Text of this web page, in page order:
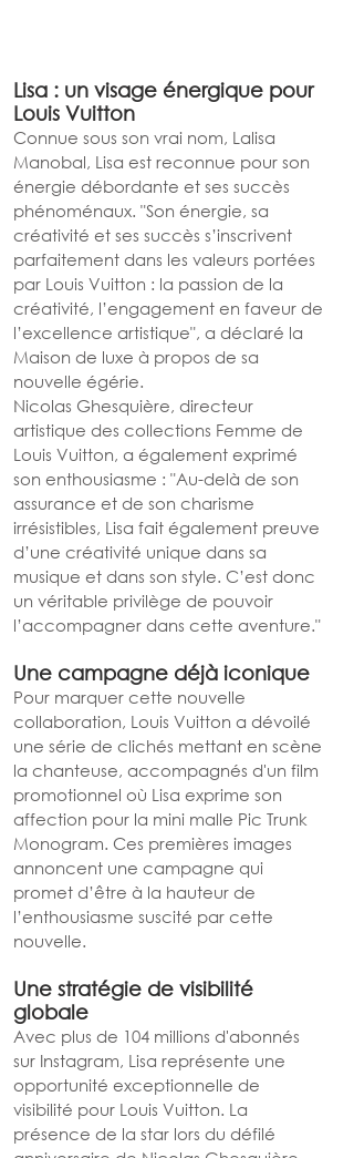
Lisa : un visage énergique pour
Louis Vuitton
Connue sous son vrai nom, Lalisa
Manobal, Lisa est reconnue pour son
énergie débordante et ses succès
phénoménaux. "Son énergie, sa
créativité et ses succès s’inscrivent
parfaitement dans les valeurs portées
par Louis Vuitton : la passion de la
créativité, l’engagement en faveur de
l’excellence artistique", a déclaré la
Maison de luxe à propos de sa
nouvelle égérie.
Nicolas Ghesquière, directeur
artistique des collections Femme de
Louis Vuitton, a également exprimé
son enthousiasme : "Au-delà de son
assurance et de son charisme
irrésistibles, Lisa fait également preuve
d’une créativité unique dans sa
musique et dans son style. C’est donc
un véritable privilège de pouvoir
l’accompagner dans cette aventure."
Une campagne déjà iconique
Pour marquer cette nouvelle
collaboration, Louis Vuitton a dévoilé
une série de clichés mettant en scène
la chanteuse, accompagnés d'un film
promotionnel où Lisa exprime son
affection pour la mini malle Pic Trunk
Monogram. Ces premières images
annoncent une campagne qui
promet d’être à la hauteur de
l’enthousiasme suscité par cette
nouvelle.
Une stratégie de visibilité
globale
Avec plus de 104 millions d'abonnés
sur Instagram, Lisa représente une
opportunité exceptionnelle de
visibilité pour Louis Vuitton. La
présence de la star lors du défilé